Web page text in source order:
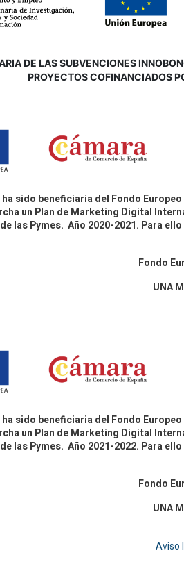
DE LAS SUBVENCIONES
PROYECTOS COFINANCIADOS
ha sido beneficiaria del Fondo
un Plan de Marketing Digital
las Pymes. Año 2020-2021. Para
Fondo
UNA
ha sido beneficiaria del Fondo
un Plan de Marketing Digital
las Pymes. Año 2021-2022. Para
Fondo
UNA
Aviso